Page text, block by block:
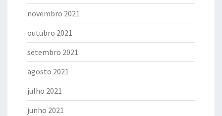
novembro 2021
outubro 2021
setembro 2021
agosto 2021
julho 2021
junho 2021